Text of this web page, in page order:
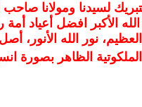
لسيدنا ومولانا
الأكبر افضل أعياد
نور الله
الملكوتية الظاهر بصورة